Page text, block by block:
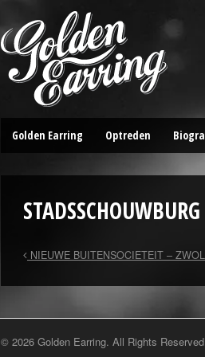
Golden Earring Optreden
NIEUWE BUITENSOCIETEIT –
© 2026 Golden Earring. All Rights